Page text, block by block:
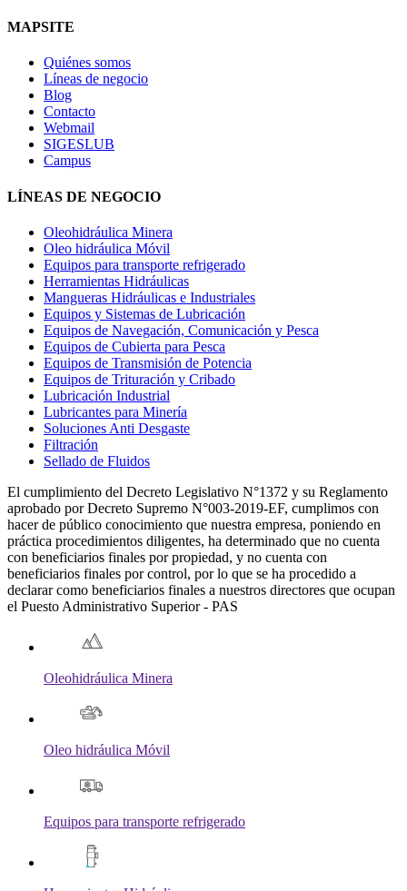
MAPSITE
Quiénes somos
Líneas de negocio
Blog
Contacto
Webmail
SIGESLUB
Campus
LÍNEAS DE NEGOCIO
Oleohidráulica Minera
Oleo hidráulica Móvil
Equipos para transporte refrigerado
Herramientas Hidráulicas
Mangueras Hidráulicas e Industriales
Equipos y Sistemas de Lubricación
Equipos de Navegación, Comunicación y Pesca
Equipos de Cubierta para Pesca
Equipos de Transmisión de Potencia
Equipos de Trituración y Cribado
Lubricación Industrial
Lubricantes para Minería
Soluciones Anti Desgaste
Filtración
Sellado de Fluidos
El cumplimiento del Decreto Legislativo N°1372 y su Reglamento
aprobado por Decreto Supremo N°003-2019-EF, cumplimos con
hacer de público conocimiento que nuestra empresa, poniendo en
práctica procedimientos diligentes, ha determinado que no cuenta
con beneficiarios finales por propiedad, y no cuenta con
beneficiarios finales por control, por lo que se ha procedido a
declarar como beneficiarios finales a nuestros directores que ocupan
el Puesto Administrativo Superior - PAS
Oleohidráulica Minera
Oleo hidráulica Móvil
Equipos para transporte refrigerado